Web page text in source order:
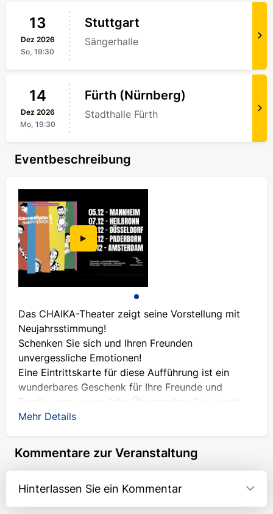
13
Dez 2026
So, 19:30
Stuttgart
Sängerhalle
14
Dez 2026
Mo, 19:30
Fürth (Nürnberg)
Stadthalle Fürth
Eventbeschreibung
Das CHAIKA-Theater zeigt seine Vorstellung mit
Neujahrsstimmung!
Schenken Sie sich und Ihren Freunden
unvergessliche Emotionen!
Eine Eintrittskarte für diese Aufführung ist ein
wunderbares Geschenk für Ihre Freunde und
Familie zum neuen Jahr. Überraschen Sie sie mit
einer Gelegenheit, in die Atmosphäre von
Eine Komödie der verzweifelten Situationen
Heiligabend. Ein Landhaus. Ein Ehemann, eine
Mehr Details
Kommentare zur Veranstaltung
Hinterlassen Sie ein Kommentar